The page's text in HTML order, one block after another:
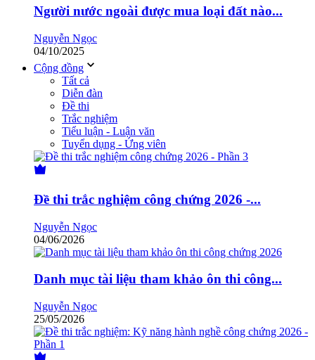
Người nước ngoài được mua loại đất nào...
Nguyễn Ngọc
04/10/2025
Cộng đồng
Tất cả
Diễn đàn
Đề thi
Trắc nghiệm
Tiểu luận - Luận văn
Tuyển dụng - Ứng viên
Đề thi trắc nghiệm công chứng 2026 -...
Nguyễn Ngọc
04/06/2026
Danh mục tài liệu tham khảo ôn thi công...
Nguyễn Ngọc
25/05/2026